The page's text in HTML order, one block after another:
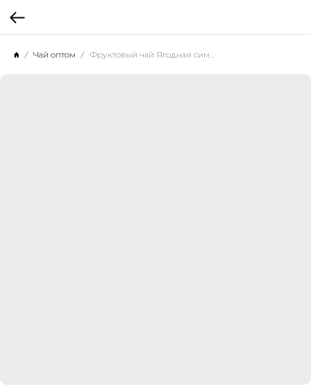
Чай оптом Фруктовый чай Ягодная симфония, 500 г